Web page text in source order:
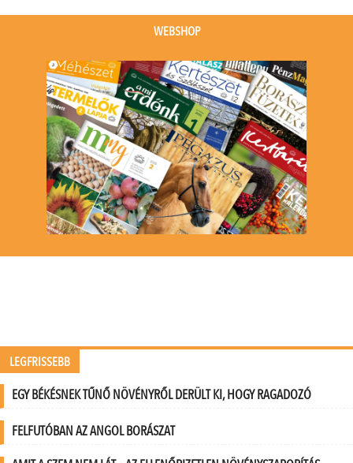
event)
event)
WEBSHOP
LEGFRISSEBB
EGY BÉKÉSNEK TŰNŐ NÖVÉNYRŐL DERÜLT KI, HOGY RAGADOZÓ
FELFUTÓBAN AZ ANGOL BORÁSZAT